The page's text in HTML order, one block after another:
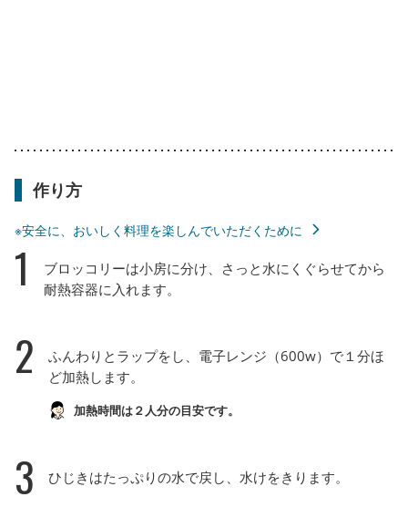
作り方
※安全に、おいしく料理を楽しんでいただくために
1
ブロッコリーは小房に分け、さっと水にくぐらせてから
耐熱容器に入れます。
2
ふんわりとラップをし、電子レンジ（600w）で１分ほ
ど加熱します。
加熱時間は２人分の目安です。
3 ひじきはたっぷりの水で戻し、水けをきります。